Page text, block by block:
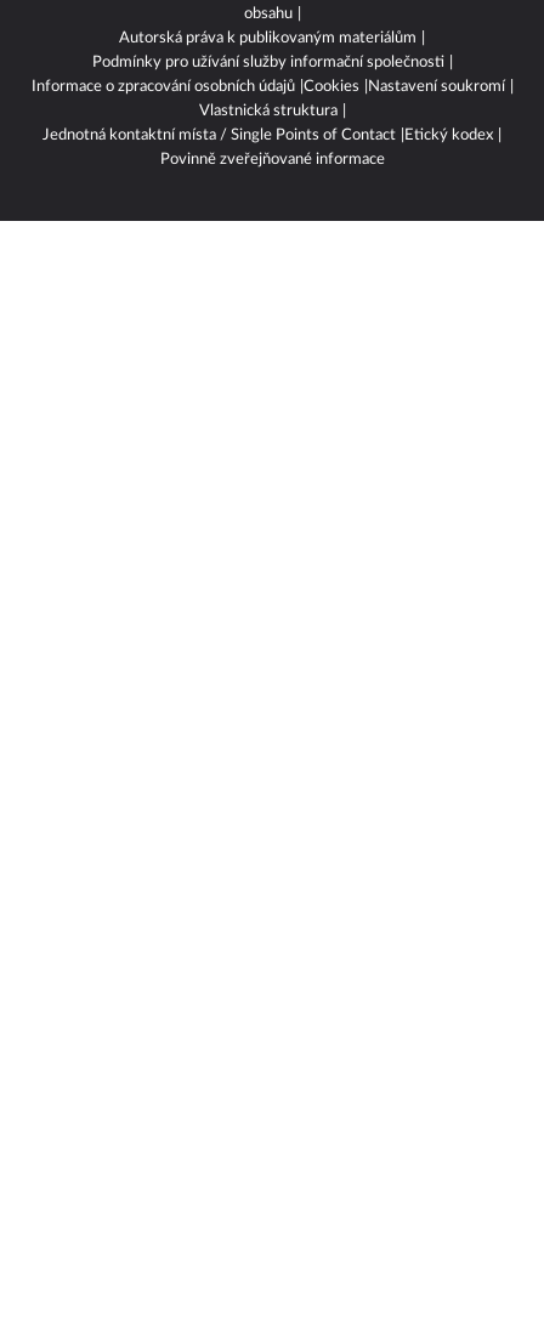
obsahu
Autorská práva k publikovaným materiálům
Podmínky pro užívání služby informační společnosti
Informace o zpracování osobních údajů Cookies
Nastavení soukromí
Vlastnická struktura
Jednotná kontaktní místa / Single Points of Contact
Etický kodex
Povinně zveřejňované informace